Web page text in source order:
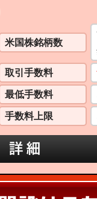
米国株銘柄数
取引手数料
最低手数料
手数料上限